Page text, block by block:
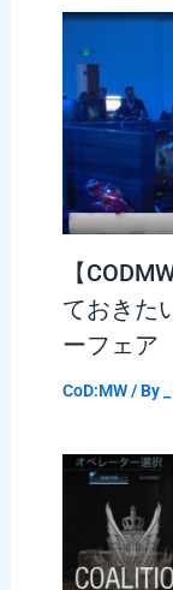
【
ておきた
ーフェア
CoD:MW/ By